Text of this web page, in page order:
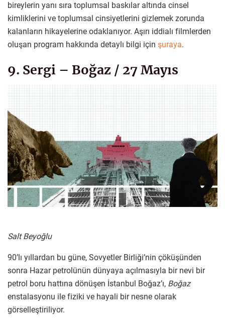
bireylerin yanı sıra toplumsal baskılar altında cinsel
kimliklerini ve toplumsal cinsiyetlerini gizlemek zorunda
kalanların hikayelerine odaklanıyor. Aşırı iddialı filmlerden
oluşan program hakkında detaylı bilgi için şuraya.
9. Sergi – Boğaz / 27 Mayıs
Salt Beyoğlu
90’lı yıllardan bu güne, Sovyetler Birliği’nin çöküşünden
sonra Hazar petrolünün dünyaya açılmasıyla bir nevi bir
petrol boru hattına dönüşen İstanbul Boğaz’ı, Boğaz
enstalasyonu ile fiziki ve hayali bir nesne olarak
görselleştiriliyor.